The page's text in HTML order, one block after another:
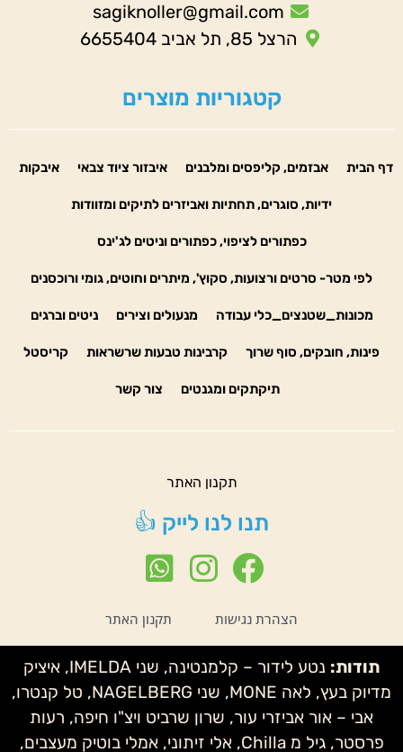
sagiknoller@gmail.com
הרצל 85, תל אביב 6655404
קטגוריות מוצרים
דף הבית אבזמים, קליפסים ומלבנים איבזור ציוד צבאי איבקות
ידיות, סוגרים, תחתיות ואביזרים לתיקים ומזוודות
כפתורים לציפוי, כפתורים וניטים לג'ינס
לפי מטר- סרטים ורצועות, סקוץ', מיתרים וחוטים, גומי ורוכסנים
מכונות_שטנצים_כלי עבודה מנעולים וצירים ניטים וברגים
פינות, חובקים, סוף שרוך קרבינות טבעות שרשראות קריסטל
תיקתקים ומגנטים צור קשר
תקנון האתר
תנו לנו לייק 👍
הצהרת נגישות תקנון האתר
תודות:
נטע לידור – קלמנטינה, שני IMELDA, איציק
מדיוק בעץ, לאה MONE, שני NAGELBERG, טל קנטרו,
אבי – אור אביזרי עור, שרון שרביט ויצ"ו חיפה, רעות
פרסטר, גיל מ Chilla, אלי זיתוני, אמלי בוטיק מעצבים,